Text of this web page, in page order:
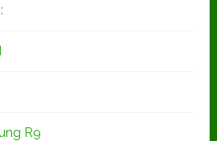
R9